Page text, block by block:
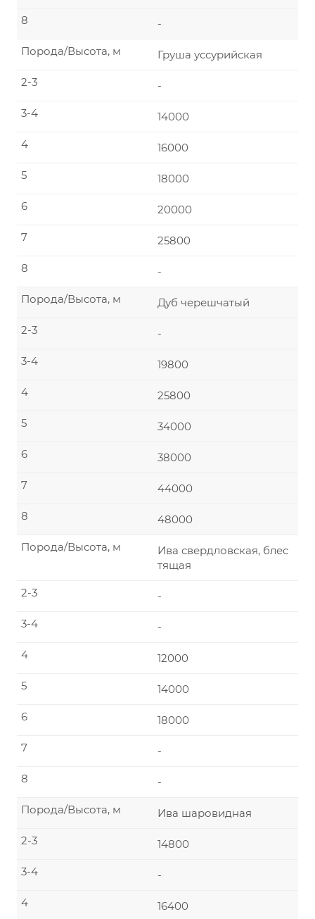
-
8
Груша уссурийская
Порода/Высота, м
-
2-3
14000
3-4
16000
4
18000
5
20000
6
25800
7
-
8
Дуб черешчатый
Порода/Высота, м
-
2-3
19800
3-4
25800
4
34000
5
38000
6
44000
7
48000
8
Ива свердловская, блес
тящая
Порода/Высота, м
-
2-3
-
3-4
12000
4
14000
5
18000
6
-
7
-
8
Ива шаровидная
Порода/Высота, м
14800
2-3
-
3-4
16400
4